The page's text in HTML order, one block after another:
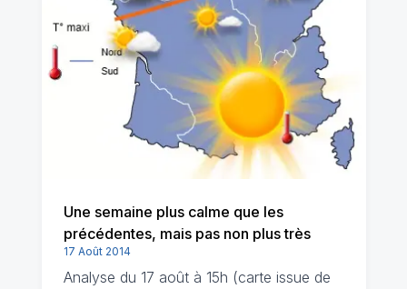
Une semaine plus calme que les
précédentes, mais pas non plus très
17 Août 2014
Analyse du 17 août à 15h (carte issue de